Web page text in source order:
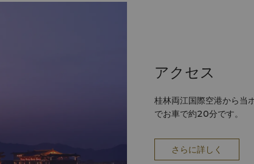
アクセス
桂林両江国際空港から当
でお車で約20分です。
さらに詳しく